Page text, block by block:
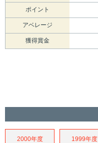
ポイント
アベレージ
獲得賞金
2000年度 1999年度